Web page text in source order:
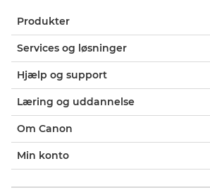
Produkter
Services og løsninger
Hjælp og support
Læring og uddannelse
Om Canon
Min konto